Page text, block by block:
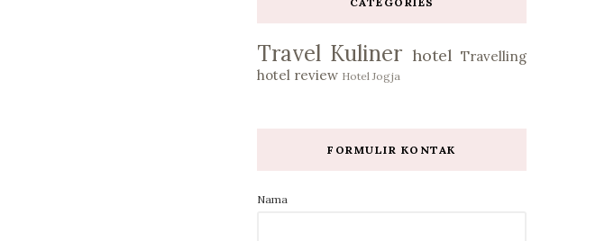
Travel Kuliner hotel Travelling
hotel review Hotel Jogja
FORMULIR KONTAK
Nama